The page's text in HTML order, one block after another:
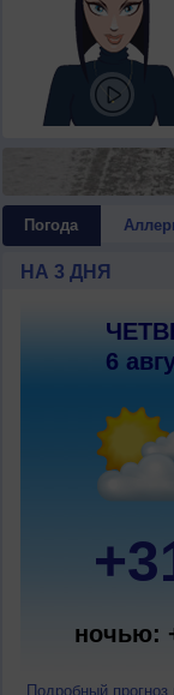
Погода
НА 3 ДНЯ
6
ночью:
Подробный